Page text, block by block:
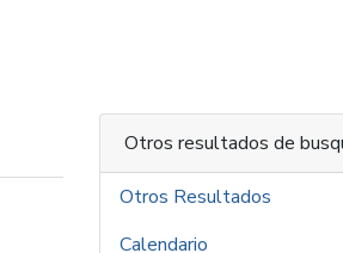
Otros resultados de
Otros Resultados
Calendario